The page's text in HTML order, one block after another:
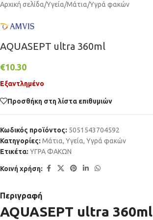
Αρχική σελίδα/Υγεία/Μάτια/Υγρά φακών
AQUASEPT ultra 360ml
€10.30
Εξαντλημένο
Προσθήκη στη λίστα επιθυμιών
Κωδικός προϊόντος: 5051543704592
Κατηγορίες: Μάτια, Υγεία, Υγρά φακών
Ετικέτα: ΥΓΡΑ ΦΑΚΩΝ
Κοινή χρήση:
Περιγραφή
AQUASEPT ultra 360ml